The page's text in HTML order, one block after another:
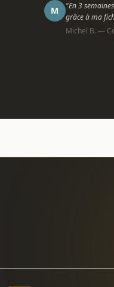
M
"En 3
grâce à ma
Michel B. —